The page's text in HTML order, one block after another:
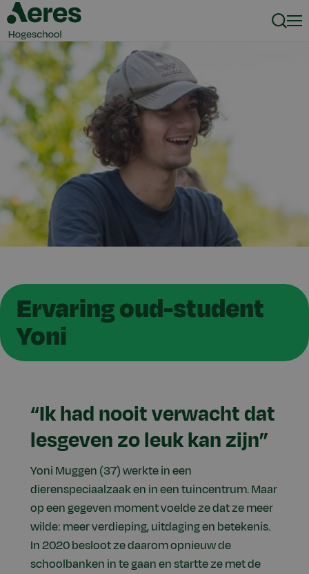
Ervaring oud-student
Yoni
“Ik had nooit verwacht dat
lesgeven zo leuk kan zijn”
Yoni Muggen (37) werkte in een
dierenspeciaalzaak en in een tuincentrum. Maar
op een gegeven moment voelde ze dat ze meer
wilde: meer verdieping, uitdaging en betekenis.
In 2020 besloot ze daarom opnieuw de
schoolbanken in te gaan en startte ze met de